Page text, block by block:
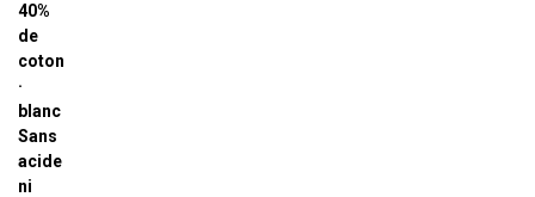
40%
de
coton
·
blanc
Sans
acide
ni